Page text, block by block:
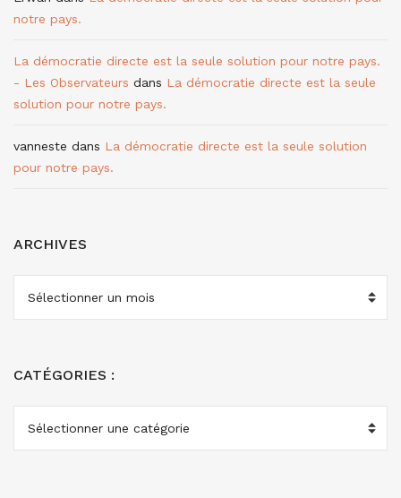
notre pays.
La démocratie directe est la seule solution pour notre pays.
- Les Observateurs dans La démocratie directe est la seule
solution pour notre pays.
vanneste dans La démocratie directe est la seule solution
pour notre pays.
ARCHIVES
ARCHIVES
CATÉGORIES :
CATÉGORIES